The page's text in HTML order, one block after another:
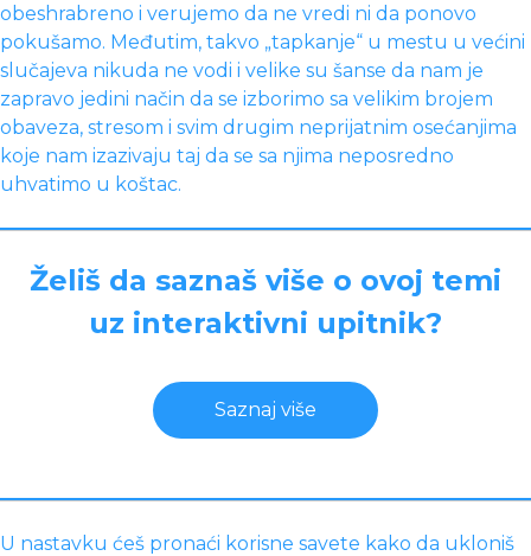
obeshrabreno i verujemo da ne vredi ni da ponovo
pokušamo. Međutim, takvo „tapkanje“ u mestu u većini
slučajeva nikuda ne vodi i velike su šanse da nam je
zapravo jedini način da se izborimo sa velikim brojem
obaveza, stresom i svim drugim neprijatnim osećanjima
koje nam izazivaju taj da se sa njima neposredno
uhvatimo u koštac.
Želiš da saznaš više o ovoj temi
uz interaktivni upitnik?
Saznaj više
U nastavku ćeš pronaći korisne savete kako da ukloniš